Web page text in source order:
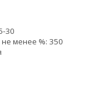
30
менее %: 350